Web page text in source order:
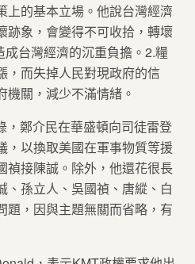
上的基本立場。他說台灣經濟
跡象，會變得不可收拾，轉壞
台灣經濟的沉重負擔。2.糧
，而失掉人民對現政府的信
機關，減少不滿情緒。
，鄭介民在華盛頓向司徒雷登
，以換取美國在軍事物質等援
禎接陳誠。除外，他還花很長
、孫立人、吳國禎、唐縱、白
題，因與主題無關而省略，有